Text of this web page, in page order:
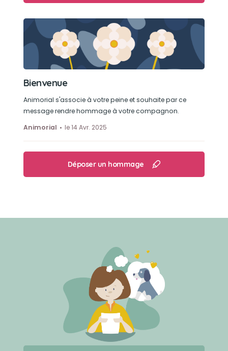
Créer un mémorial
Bienvenue
Animorial s'associe à votre peine et souhaite par ce
message rendre hommage à votre compagnon.
Animorial
le 14 Avr. 2025
Déposer un hommage